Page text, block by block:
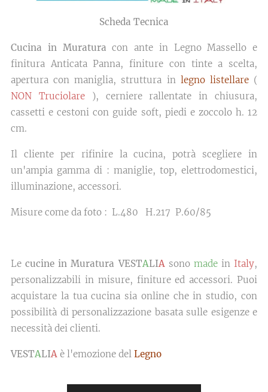
Scheda Tecnica
Cucina in Muratura con ante in Legno Massello e
finitura Anticata Panna, finiture con tinte a scelta,
apertura con maniglia, struttura in legno listellare (
NON Truciolare), cerniere rallentate in chiusura,
cassetti e cestoni con guide soft, piedi e zoccolo h. 12
cm.
Il cliente per rifinire la cucina, potrà scegliere in
un'ampia gamma di : maniglie, top, elettrodomestici,
illuminazione, accessori.
Misure come da foto : L.480 H.217 P.60/85
Lecucine in Muratura VESTALIAsono madein Italy,
personalizzabili in misure, finiture ed accessori. Puoi
acquistare la tua cucina sia online che in studio, con
possibilità di personalizzazione basata sulle esigenze e
necessità dei clienti.
VESTALIA è l'emozione del Legno